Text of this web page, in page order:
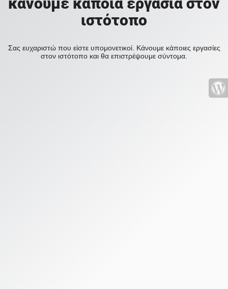
ιστότοπο
Σας ευχαριστώ που είστε υπομονετικοί. Κάνουμε κάποιες εργασίες
στον ιστότοπο και θα επιστρέψουμε σύντομα.